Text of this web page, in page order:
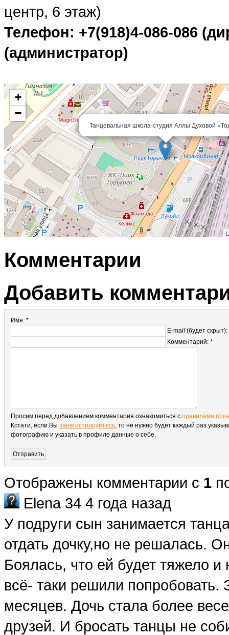
центр, 6 этаж)
Телефон: +7(918)4-086-086
(администратор)
Танцевальная школа-студия Аллы Духовой
+
−
Комментарии
Добавить
Имя: *
E-mail (будет скрыт):
Комментарий: *
Просим перед добавлением комментария ознакомиться с правилами
Кстати, если Вы зарегистрируетесь, то не нужно будет каждый раз
фотографию и указать в профиле данные о себе.
Отображены комментарии с 1
Elena 34 4 года назад
У подруги сын занимается
отдать дочку,но не решалась.
Боялась, что ей будет тяжело
всё- таки решили
месяцев. Дочь стала более
друзей. И бросать танцы не